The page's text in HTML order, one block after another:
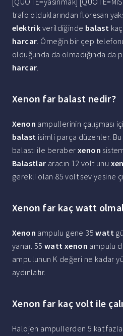
trafo olduklarından floresan
elektrik verildiğinde balast
harcar. Örneğin bir çep
olduğunda da olmadığında da
harcar.
Xenon far balast nedir?
Xenon ampullerinin çalışması
balast isimli parça düzenler.
balastı ile beraberxenon
Balastlar aracın 12 volt unu
gerekli olan 85 volt seviyesine
Xenon far kaç watt
Xenon ampulu gene 35watt
yanar. 55watt xenon ampulu
ampulunun K değeri ne kadar
aydınlatır.
Xenon far kaç volt ile
Halojen ampullerden 5 kat